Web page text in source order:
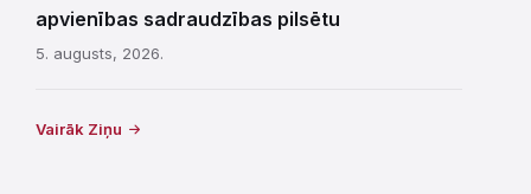
apvienības sadraudzības pilsētu
5. augusts, 2026.
Vairāk Ziņu